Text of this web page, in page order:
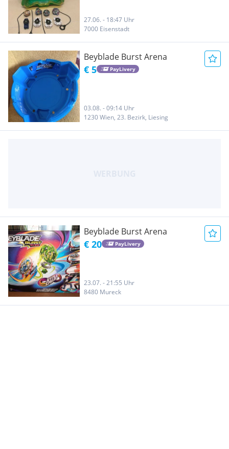
27.06. - 18:47 Uhr
7000 Eisenstadt
Beyblade Burst Arena
€ 5 PayLivery
03.08. - 09:14 Uhr
1230 Wien, 23. Bezirk, Liesing
Beyblade Burst Arena
€ 20 PayLivery
23.07. - 21:55 Uhr
8480 Mureck